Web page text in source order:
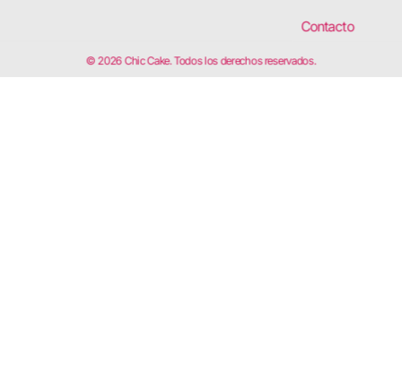
Contacto
© 2026 Chic Cake. Todos los derechos reservados.